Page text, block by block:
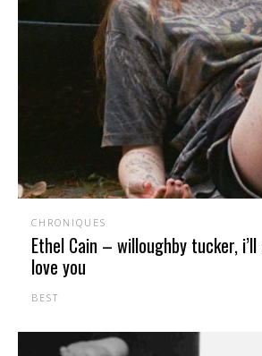
CHRONIQUES
Ethel Cain – willoughby tucker, i’ll
love you
BEST